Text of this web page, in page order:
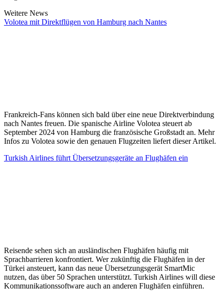
Weitere News
Volotea mit Direktflügen von Hamburg nach Nantes
Frankreich-Fans können sich bald über eine neue Direktverbindung
nach Nantes freuen. Die spanische Airline Volotea steuert ab
September 2024 von Hamburg die französische Großstadt an. Mehr
Infos zu Volotea sowie den genauen Flugzeiten liefert dieser Artikel.
Turkish Airlines führt Übersetzungsgeräte an Flughäfen ein
Reisende sehen sich an ausländischen Flughäfen häufig mit
Sprachbarrieren konfrontiert. Wer zukünftig die Flughäfen in der
Türkei ansteuert, kann das neue Übersetzungsgerät SmartMic
nutzen, das über 50 Sprachen unterstützt. Turkish Airlines will diese
Kommunikationssoftware auch an anderen Flughäfen einführen.